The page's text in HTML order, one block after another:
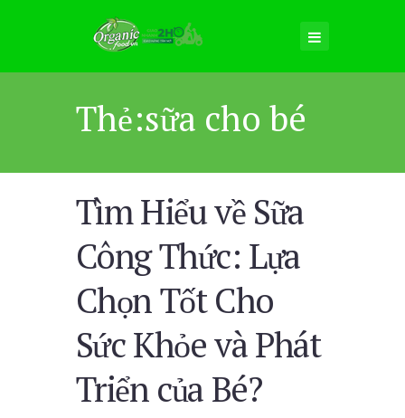
Thẻ:sữa cho bé
Tìm Hiểu về Sữa
Công Thức: Lựa
Chọn Tốt Cho
Sức Khỏe và Phát
Triển của Bé?